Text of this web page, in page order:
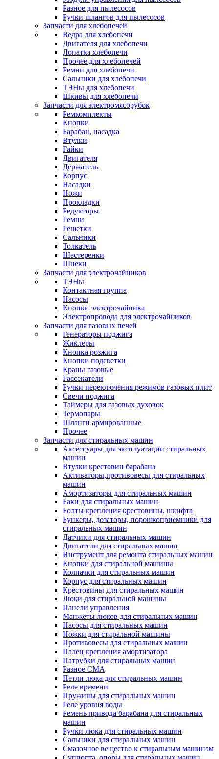
Разное для пылесосов
Ручки шлангов для пылесосов
Запчасти для хлебопечей
Ведра для хлебопечи
Двигателя для хлебопечи
Лопатка хлебопечи
Прочее для хлебопечей
Ремни для хлебопечи
Сальники для хлебопечи
ТЭНы для хлебопечи
Шкивы для хлебопечи
Запчасти для электромясорубок
Ремкомплекты
Кнопки
Барабан, насадка
Втулки
Гайки
Двигателя
Держатель
Корпус
Насадки
Ножи
Прокладки
Редукторы
Ремни
Решетки
Сальники
Толкатель
Шестеренки
Шнеки
Запчасти для электрочайников
ТЭНы
Контактная группа
Насосы
Кнопки электрочайника
Электропровода для электрочайников
Запчасти для газовых печей
Генераторы поджига
Жиклеры
Кнопка розжига
Кнопки подсветки
Краны газовые
Рассекатели
Ручки переключения режимов газовых плит
Свечи поджига
Таймеры для газовых духовок
Термопары
Шланги армированные
Прочее
Запчасти для стиральных машин
Аксессуары для эксплуатации стиральных
машин
Втулки крестовин барабана
Активаторы,противовесы для стиральных
машин
Амортизаторы для стиральных машин
Баки для стиральных машин
Болты крепления крестовины, шкифта
Бункеры, дозаторы, порошкоприемники для
стиральных машин
Датчики для стиральных машин
Двигатели для стиральных машин
Инструмент для ремонта стиральных машин
Кнопки для стиральной машины
Колпачки для стиральных машин
Корпус для стиральных машин
Крестовины для стиральных машин
Люки для стиральной машины
Панели управления
Манжеты люков для стиральных машин
Насосы для стиральных машин
Ножки для стиральной машины
Противовесы для стиральных машин
Палец крепления амортизатора
Патрубки для стиральных машин
Разное СМА
Петли люка для стиральных машин
Реле времени
Пружины для стиральных машин
Реле уровня воды
Ремень привода барабана для стиральных
машин
Ручки люка для стиральных машин
Сальники для стиральных машин
Смазочное вещество к стиральным машинам
Суппорта, опоры для стиральных машин